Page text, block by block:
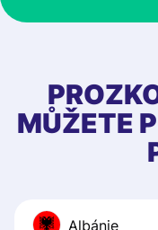
MŮŽETE
Albánie